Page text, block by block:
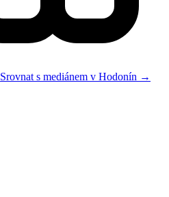
Srovnat s mediánem v Hodonín →